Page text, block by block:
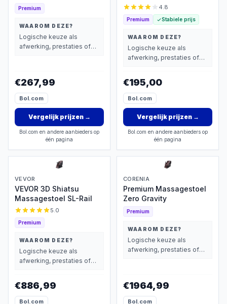
Massagestoel
Premium
WAAROM DEZE?
Logische keuze als
afwerking, prestaties of
€267,99
Bol.com
Vergelijk prijzen→
Bol.com en andere aanbieders op
één pagina
massage met warmte
4.8
Premium Stabiele prijs
WAAROM DEZE?
Logische keuze als
afwerking, prestaties of
€195,00
Bol.com
Vergelijk prijzen→
Bol.com en andere aanbieders op
één pagina
VEVOR
VEVOR 3D Shiatsu
Massagestoel SL-Rail
5.0
Premium
WAAROM DEZE?
Logische keuze als
afwerking, prestaties of
€886,99
Bol.com
CORENIA
Premium Massagestoel
Zero Gravity
Premium
WAAROM DEZE?
Logische keuze als
afwerking, prestaties of
€1964,99
Bol.com